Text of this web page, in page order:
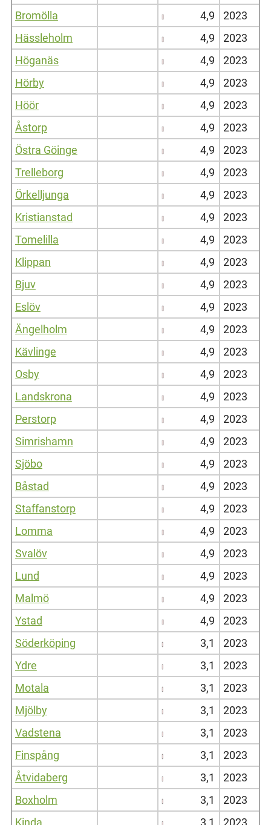
Bromölla
4,9
2023
Hässleholm
4,9
2023
Höganäs
4,9
2023
Hörby
4,9
2023
Höör
4,9
2023
Åstorp
4,9
2023
Östra Göinge
4,9
2023
Trelleborg
4,9
2023
Örkelljunga
4,9
2023
Kristianstad
4,9
2023
Tomelilla
4,9
2023
Klippan
4,9
2023
Bjuv
4,9
2023
Eslöv
4,9
2023
Ängelholm
4,9
2023
Kävlinge
4,9
2023
Osby
4,9
2023
Landskrona
4,9
2023
Perstorp
4,9
2023
Simrishamn
4,9
2023
Sjöbo
4,9
2023
Båstad
4,9
2023
Staffanstorp
4,9
2023
Lomma
4,9
2023
Svalöv
4,9
2023
Lund
4,9
2023
Malmö
4,9
2023
Ystad
4,9
2023
Söderköping
3,1
2023
Ydre
3,1
2023
Motala
3,1
2023
Mjölby
3,1
2023
Vadstena
3,1
2023
Finspång
3,1
2023
Åtvidaberg
3,1
2023
Boxholm
3,1
2023
Kinda
3,1 2023